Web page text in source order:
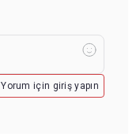
Yorum için giriş yapın